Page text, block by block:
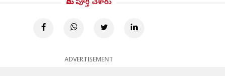
మీరు పూర్తి చేశారు
ADVERTISEMENT